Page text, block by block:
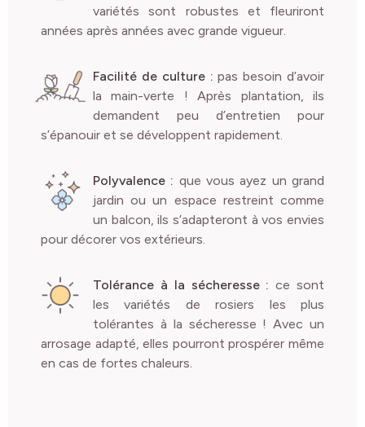
variétés sont robustes et fleuriront
années après années avec grande vigueur.
Facilité de culture:pas besoin d’avoir
la main-verte ! Après plantation, ils
demandent peu d’entretien pour
s’épanouir et se développent rapidement.
Polyvalence : que vous ayez un grand
jardin ou un espace restreint comme
un balcon, ils s’adapteront à vos envies
pour décorer vos extérieurs.
Tolérance à la sécheresse:ce sont
les variétés de rosiers les plus
tolérantes à la sécheresse ! Avec un
arrosage adapté, elles pourront prospérer même
en cas de fortes chaleurs.